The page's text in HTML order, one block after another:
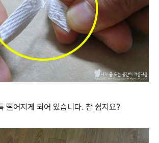
떨어지게 되어 있습니다. 참 쉽지요?